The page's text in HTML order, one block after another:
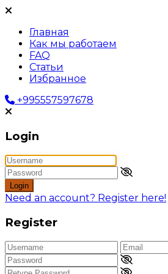
Главная
Как мы работаем
FAQ
Статьи
Избранное
+995557597678
Login
Login
Need an account? Register here!
Register